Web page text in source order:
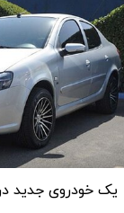
یک خودروی جدید در